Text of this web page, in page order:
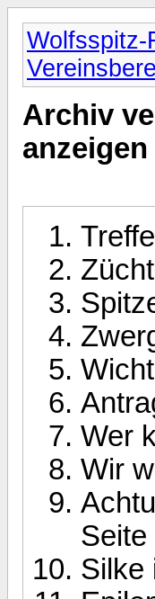
Wolfsspitz-
Archiv
anzeigen
Wer
Wir
Seite
Silke